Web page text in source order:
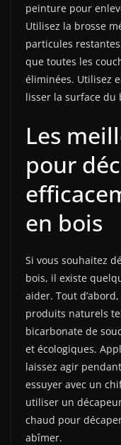
peinture pour
Utilisez la brosse
particules
que toutes les
éliminées. Utilisez
lisser la surface du
Les
pour
en bois
Si vous souhaitez
bois, il existe
aider. Tout
produits naturels
bicarbonate de
et écologiques.
laissez agir
essuyer avec un
utiliser un
chaud pour
abîmer.